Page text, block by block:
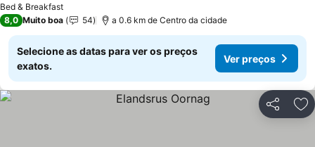
Bed & Breakfast
8,0 Muito boa 54 a 0.6 km de Centro da cidade
Selecione as datas para ver os preços
exatos.
Ver preços
Partilhar